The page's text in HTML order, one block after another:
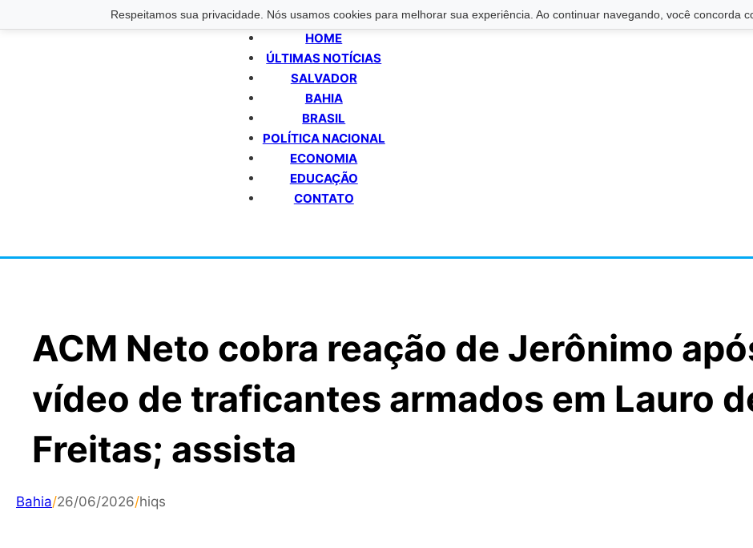
Respeitamos sua privacidade. Nós usamos cookies para melhorar sua experiência. Ao continuar navegando, você concorda
HOME
ÚLTIMAS NOTÍCIAS
SALVADOR
BAHIA
BRASIL
POLÍTICA NACIONAL
ECONOMIA
EDUCAÇÃO
CONTATO
ACM Neto cobra reação de Jerônimo
vídeo de traficantes armados em Lauro
Freitas; assista
Bahia/26/06/2026/hiqs